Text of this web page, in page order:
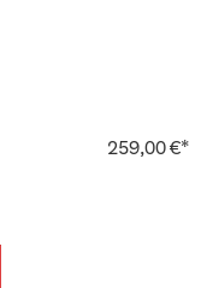
259,00 €*